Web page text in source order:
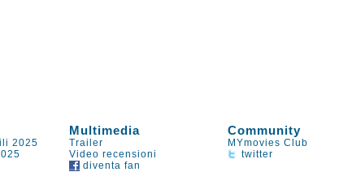
Multimedia Community
2025 Trailer
MYmovies Club
Video recensioni
twitter
diventa fan